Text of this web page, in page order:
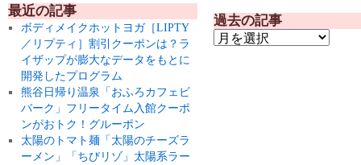
最近の記事
ボディメイクホットヨガ［LIPTY
／リプティ］割引クーポンは？ラ
イザップが膨大なデータをもとに
開発したプログラム
熊谷日帰り温泉「おふろカフェビ
バーク」フリータイム入館クーポ
ンがおトク！グルーポン
太陽のトマト麺「太陽のチーズラ
ーメン」「ちびリゾ」太陽系ラー
過去の記事